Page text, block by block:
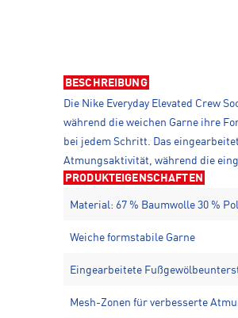
BESCHREIBUNG
Die Nike Everyday Elevated Crew
während die weichen Garne ihre
bei jedem Schritt. Das
Atmungsaktivität, während die
PRODUKTEIGENSCHAFTEN
Material: 67 % Baumwolle 30 %
Weiche formstabile Garne
Eingearbeitete
Mesh-Zonen für verbesserte